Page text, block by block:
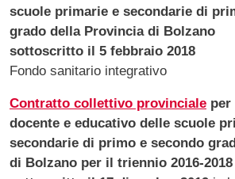
scuole primarie e secondarie di
grado della Provincia di Bolzano
sottoscritto il 5 febbraio 2018
Fondo sanitario integrativo
Contratto collettivo provinciale per
docente e educativo delle scuole
secondarie di primo e secondo
di Bolzano per il triennio 2016-2018